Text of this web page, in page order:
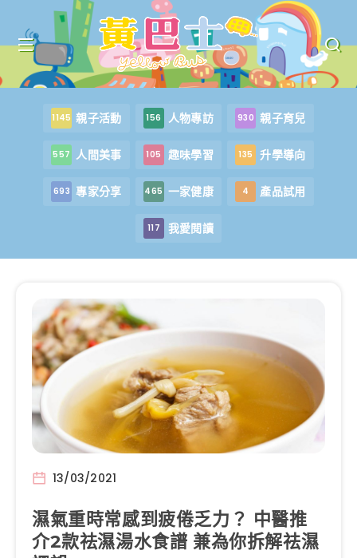
1145 親子活動 156 人物專訪 930 親子育兒
557 人間美事 105 趣味學習 135 升學導向
693 專家分享 465 一家健康 4 產品試用
117 我愛閱讀
13/03/2021
濕氣重時常感到疲倦乏力？ 中醫推
介2款祛濕湯水食譜 兼為你拆解祛濕